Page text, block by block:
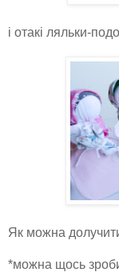
і отакі ляльки-
Як можна
*можна щось